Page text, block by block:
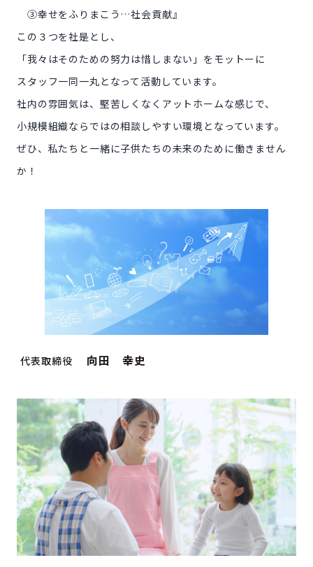
③幸せをふりまこう…社会貢献』
この３つを社是とし、
「我々はそのための努力は惜しまない」をモットーに
スタッフ一同一丸となって活動しています。
社内の雰囲気は、堅苦しくなくアットホームな感じで、
小規模組織ならではの相談しやすい環境となっています。
ぜひ、私たちと一緒に子供たちの未来のために働きません
か！
代表取締役 向田 幸史